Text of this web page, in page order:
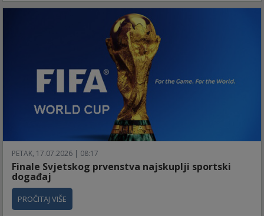
PETAK, 17.07.2026 | 08:17
Finale Svjetskog prvenstva najskuplji sportski
događaj
PROČITAJ VIŠE